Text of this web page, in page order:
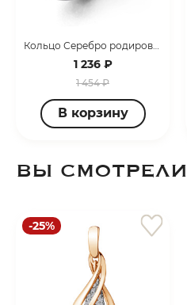
Кольцо Серебро родированное 600722А.5
1 236 ₽
1 454 ₽
В корзину
ВЫ СМОТРЕЛИ
-25%